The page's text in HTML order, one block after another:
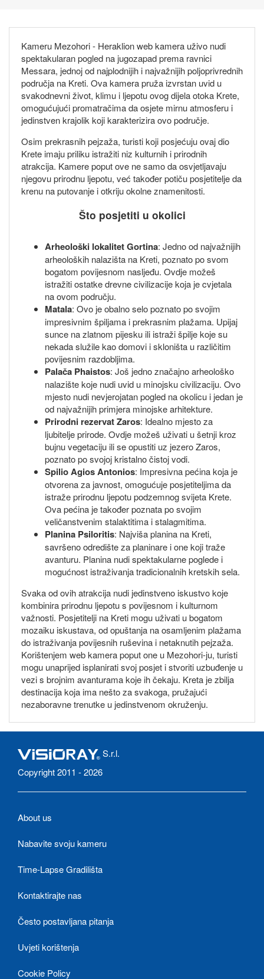
Kameru Mezohori - Heraklion web kamera uživo nudi
spektakularan pogled na jugozapad prema ravnici
Messara, jednoj od najplodnijih i najvažnijih poljoprivrednih
područja na Kreti. Ova kamera pruža izvrstan uvid u
svakodnevni život, klimu i ljepotu ovog dijela otoka Krete,
omogućujući promatračima da osjete mirnu atmosferu i
jedinstven krajolik koji karakterizira ovo područje.
Osim prekrasnih pejzaža, turisti koji posjećuju ovaj dio
Krete imaju priliku istražiti niz kulturnih i prirodnih
atrakcija. Kamere poput ove ne samo da osvjetljavaju
njegovu prirodnu ljepotu, već također potiču posjetitelje da
krenu na putovanje i otkriju okolne znamenitosti.
Što posjetiti u okolici
Arheološki lokalitet Gortina: Jedno od najvažnijih
arheoloških nalazišta na Kreti, poznato po svom
bogatom povijesnom nasljeđu. Ovdje možeš
istražiti ostatke drevne civilizacije koja je cvjetala
na ovom području.
Matala: Ovo je obalno selo poznato po svojim
impresivnim špiljama i prekrasnim plažama. Upijaj
sunce na zlatnom pijesku ili istraži špilje koje su
nekada služile kao domovi i skloništa u različitim
povijesnim razdobljima.
Palača Phaistos: Još jedno značajno arheološko
nalazište koje nudi uvid u minojsku civilizaciju. Ovo
mjesto nudi nevjerojatan pogled na okolicu i jedan je
od najvažnijih primjera minojske arhitekture.
Prirodni rezervat Zaros: Idealno mjesto za
ljubitelje prirode. Ovdje možeš uživati u šetnji kroz
bujnu vegetaciju ili se opustiti uz jezero Zaros,
poznato po svojoj kristalno čistoj vodi.
Spilio Agios Antonios: Impresivna pećina koja je
otvorena za javnost, omogućuje posjetiteljima da
istraže prirodnu ljepotu podzemnog svijeta Krete.
Ova pećina je također poznata po svojim
veličanstvenim stalaktitima i stalagmitima.
Planina Psiloritis: Najviša planina na Kreti,
savršeno odredište za planinare i one koji traže
avanturu. Planina nudi spektakularne poglede i
mogućnost istraživanja tradicionalnih kretskih sela.
Svaka od ovih atrakcija nudi jedinstveno iskustvo koje
kombinira prirodnu ljepotu s povijesnom i kulturnom
važnosti. Posjetitelji na Kreti mogu uživati u bogatom
mozaiku iskustava, od opuštanja na osamljenim plažama
do istraživanja povijesnih ruševina i netaknutih pejzaža.
Korištenjem web kamera poput one u Mezohori-ju, turisti
mogu unaprijed isplanirati svoj posjet i stvoriti uzbuđenje u
vezi s brojnim avanturama koje ih čekaju. Kreta je zbilja
destinacija koja ima nešto za svakoga, pružajući
nezaboravne trenutke u jedinstvenom okruženju.
S.r.l.
Copyright 2011 - 2026
About us
Nabavite svoju kameru
Time-Lapse Gradilišta
Kontaktirajte nas
Često postavljana pitanja
Uvjeti korištenja
Cookie Policy